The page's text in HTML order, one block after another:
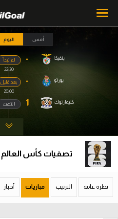
ميركاتو
فانتازي في الجول
أمس اليوم
- بنفيكا
لم تبدأ
22:30
- بورتو
بعد قليل
20:00
1 كليمارنوك انتهت
محتوى إخباري
الرئيسية
أخبار
ميركاتو
فانتازي في الجول
تصفيات كأس العالم 2026 - أوروبا
نظرة عامة الترتيب مباريات أخبار